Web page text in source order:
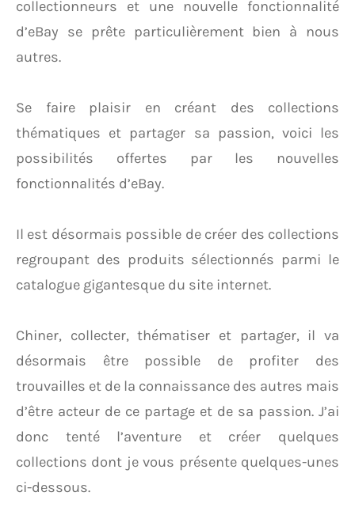
collectionneurs et une nouvelle fonctionnalité
d’eBay se prête particulièrement bien à nous
autres.
Se faire plaisir en créant des collections
thématiques et partager sa passion, voici les
possibilités offertes par les nouvelles
fonctionnalités d’eBay.
Il est désormais possible de créer des collections
regroupant des produits sélectionnés parmi le
catalogue gigantesque du site internet.
Chiner, collecter, thématiser et partager, il va
désormais être possible de profiter des
trouvailles et de la connaissance des autres mais
d’être acteur de ce partage et de sa passion. J’ai
donc tenté l’aventure et créer quelques
collections dont je vous présente quelques-unes
ci-dessous.